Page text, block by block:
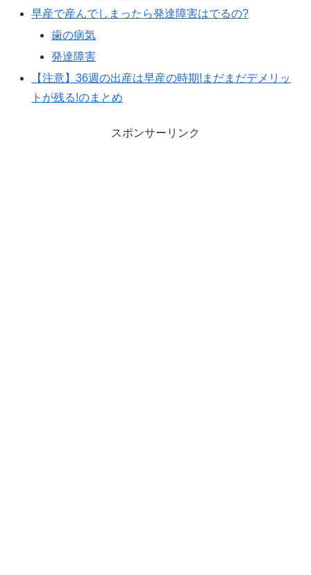
早産で産んでしまったら発達障害はでるの?
歯の病気
発達障害
【注意】36週の出産は早産の時期!まだまだデメリッ
トが残る!のまとめ
スポンサーリンク